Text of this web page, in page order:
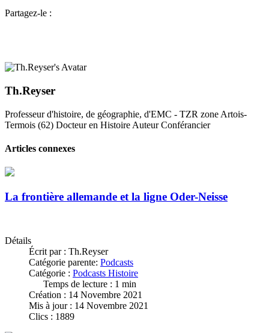
Partagez-le :
Th.Reyser
Professeur d'histoire, de géographie, d'EMC - TZR zone Artois-
Termois (62) Docteur en Histoire Auteur Conférancier
Articles connexes
La frontière allemande et la ligne Oder-Neisse
Détails
Écrit par : Th.Reyser
Catégorie parente: Podcasts
Catégorie : Podcasts Histoire
Temps de lecture : 1 min
Création : 14 Novembre 2021
Mis à jour : 14 Novembre 2021
Clics : 1889